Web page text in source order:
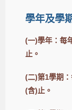
學年及學
(一)學年：每
止。
(二)第1學期
(含)止。